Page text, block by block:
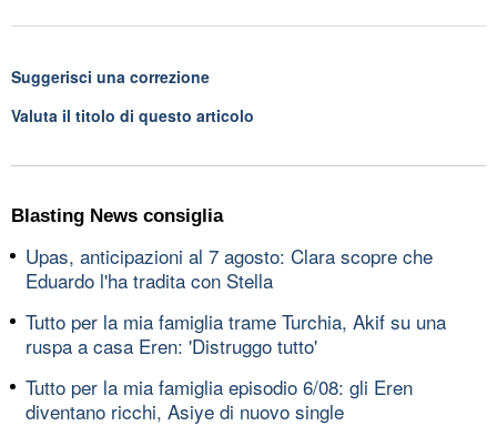
Suggerisci una correzione
Valuta il titolo di questo articolo
Blasting News consiglia
Upas, anticipazioni al 7 agosto: Clara scopre che
Eduardo l'ha tradita con Stella
Tutto per la mia famiglia trame Turchia, Akif su una
ruspa a casa Eren: 'Distruggo tutto'
Tutto per la mia famiglia episodio 6/08: gli Eren
diventano ricchi, Asiye di nuovo single